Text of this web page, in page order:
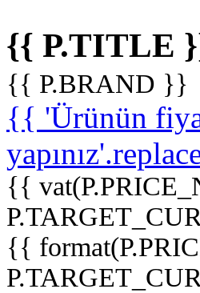
{{ P.TITLE
{{ P.BRAND }}
{{ 'Ürünün
{{
{{